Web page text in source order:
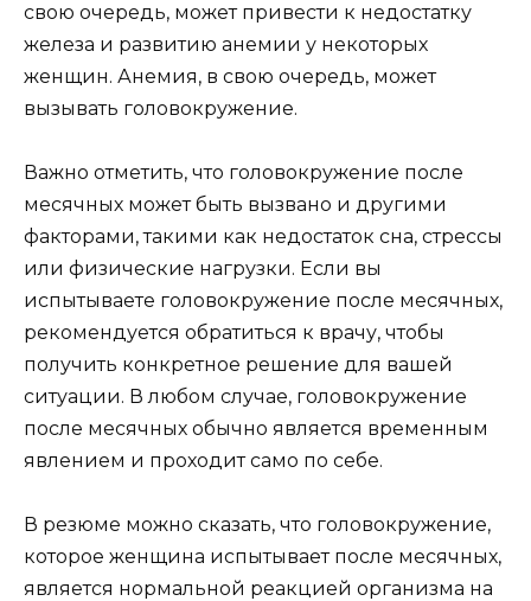
свою очередь, может привести к недостатку
железа и развитию анемии у некоторых
женщин. Анемия, в свою очередь, может
вызывать головокружение.
Важно отметить, что головокружение после
месячных может быть вызвано и другими
факторами, такими как недостаток сна, стрессы
или физические нагрузки. Если вы
испытываете головокружение после месячных,
рекомендуется обратиться к врачу, чтобы
получить конкретное решение для вашей
ситуации. В любом случае, головокружение
после месячных обычно является временным
явлением и проходит само по себе.
В резюме можно сказать, что головокружение,
которое женщина испытывает после месячных,
является нормальной реакцией организма на